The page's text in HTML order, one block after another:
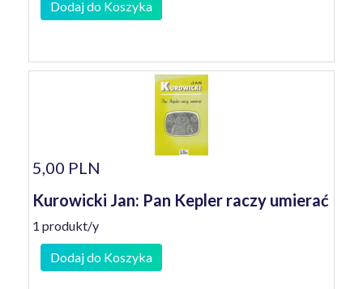
Dodaj do Koszyka
5,00 PLN
Kurowicki Jan: Pan Kepler raczy umierać
1 produkt/y
Dodaj do Koszyka